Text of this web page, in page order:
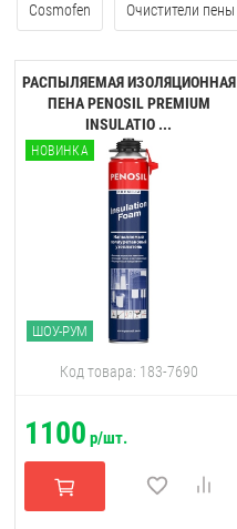
Cosmofen Очистители пены
РАСПЫЛЯЕМАЯ ИЗОЛЯЦИОННАЯ
ПЕНА PENOSIL PREMIUM
INSULATIO ...
НОВИНКА
ШОУ-РУМ
Код товара: 183-7690
1100 р/шт.